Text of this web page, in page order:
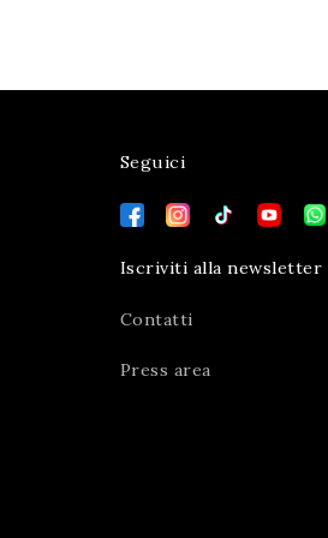
Seguici
Iscriviti alla newsletter
Contatti
Press area